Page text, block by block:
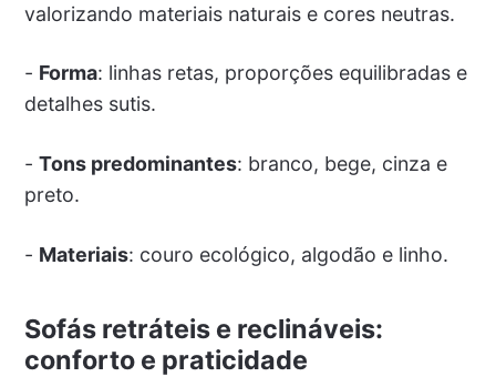
valorizando materiais naturais e cores neutras.
- Forma: linhas retas, proporções equilibradas e
detalhes sutis.
- Tons predominantes: branco, bege, cinza e
preto.
- Materiais: couro ecológico, algodão e linho.
Sofás retráteis e reclináveis:
conforto e praticidade